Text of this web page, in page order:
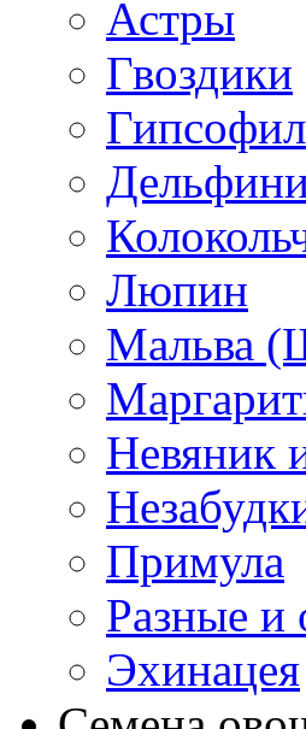
Астры
Гвоздики
Люпин
Мальва
Невяник
Примула
Разные и
Эхинацея